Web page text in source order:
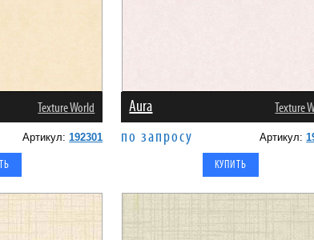
Texture World
Артикул:192301
Aura Texture
по запросу Артикул: